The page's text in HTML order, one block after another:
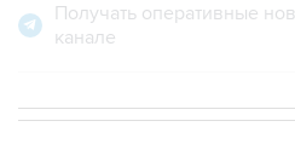
Получать оперативные
канале